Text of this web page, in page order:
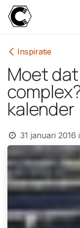
Overslaan naar inhoud
Inspiratie
Moet
kalender
31 januari 2016